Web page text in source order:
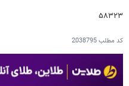
۵۸۳۲۳
کد مطلب2038795